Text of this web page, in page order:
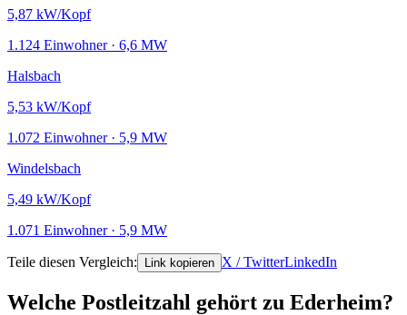
5,87 kW/Kopf
1.124 Einwohner · 6,6 MW
Halsbach
5,53 kW/Kopf
1.072 Einwohner · 5,9 MW
Windelsbach
5,49 kW/Kopf
1.071 Einwohner · 5,9 MW
Teile diesen Vergleich: Link kopieren X / TwitterLinkedIn
Welche Postleitzahl gehört zu Ederheim?